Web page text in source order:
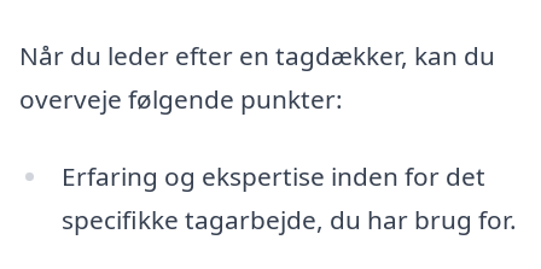
Når du leder efter en tagdækker, kan du
overveje følgende punkter:
Erfaring og ekspertise inden for det
specifikke tagarbejde, du har brug for.